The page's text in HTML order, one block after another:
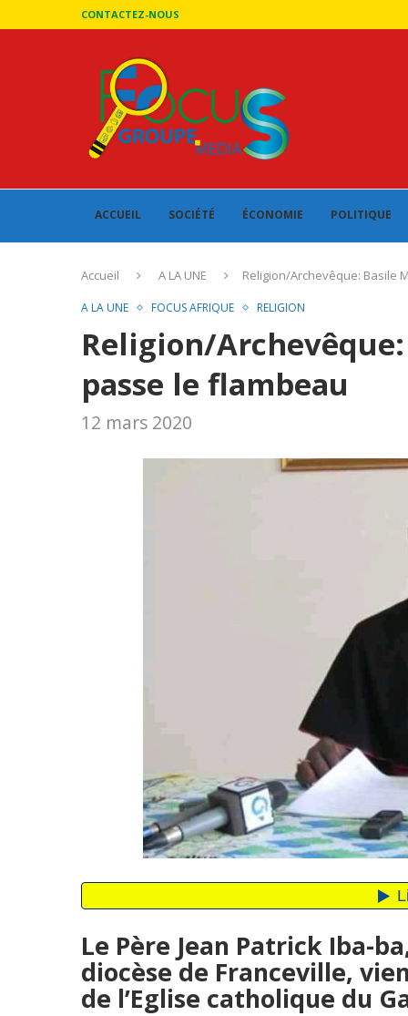
CONTACTEZ-NOUS
ACCUEIL SOCIÉTÉ ÉCONOMIE POLITIQUE
Accueil A LA UNE Religion/Archevêque: Basile
A LA UNE FOCUS AFRIQUE RELIGION
Religion/
passe le flambeau
12 mars 2020
Le Père Jean Patrick Iba-
diocèse de Franceville,
de l’Eglise catholique du